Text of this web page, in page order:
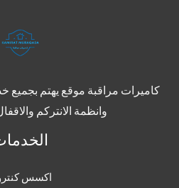
كاميرات مراقبة موقع يهتم بجميع
وانظمة الانتركم
اكسس